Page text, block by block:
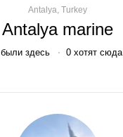
Antalya, Turkey
Antalya marine
были здесь 0 хотят сюда